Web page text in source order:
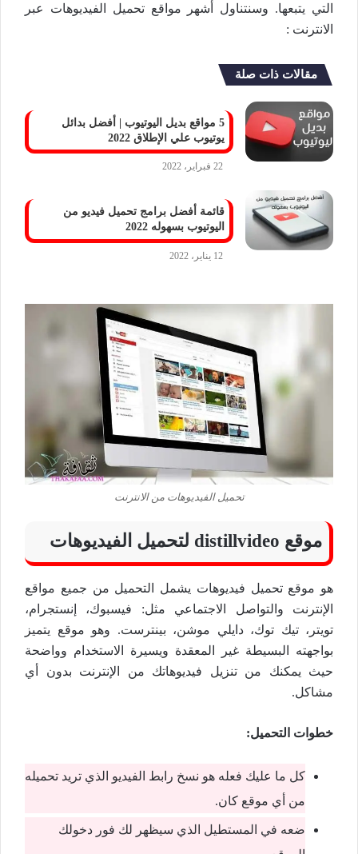
التي يتبعها. وسنتناول أشهر مواقع تحميل الفيديوهات عبر
الانترنت :
مقالات ذات صلة
5 مواقع بديل اليوتيوب | أفضل بدائل
يوتيوب علي الإطلاق 2022
22 فبراير، 2022
قائمة أفضل برامج تحميل فيديو من
اليوتيوب بسهوله 2022
12 يناير، 2022
تحميل الفيديوهات من الانترنت
موقع distillvideo لتحميل الفيديوهات
هو موقع تحميل فيديوهات يشمل التحميل من جميع مواقع
الإنترنت والتواصل الاجتماعي مثل: فيسبوك، إنستجرام،
تويتر، تيك توك، دايلي موشن، بينترست. وهو موقع يتميز
بواجهته البسيطة غير المعقدة ويسيرة الاستخدام وواضحة
حيث يمكنك من تنزيل فيديوهاتك من الإنترنت بدون أي
مشاكل.
خطوات التحميل:
كل ما عليك فعله هو نسخ رابط الفيديو الذي تريد تحميله
من أي موقع كان.
ضعه في المستطيل الذي سيظهر لك فور دخولك